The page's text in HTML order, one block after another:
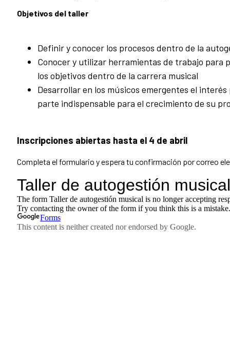
Objetivos del taller
Definir y conocer los procesos dentro de la
Conocer y utilizar herramientas de trabajo para
los objetivos dentro de la carrera musical
Desarrollar en los músicos emergentes el
parte indispensable para el crecimiento de su
Inscripciones abiertas hasta el 4 de abril
Completa el formulario y espera tu confirmación por correo